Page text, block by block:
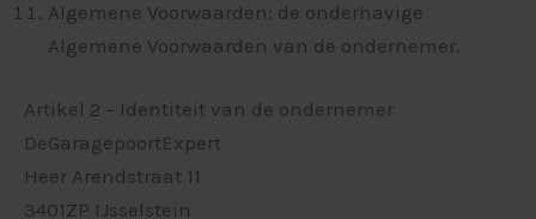
Algemene Voorwaarden: de onderhavige
Algemene Voorwaarden van de ondernemer.
Artikel 2 – Identiteit van de ondernemer
DeGaragepoortExpert
Heer Arendstraat 11
3401ZP IJsselstein